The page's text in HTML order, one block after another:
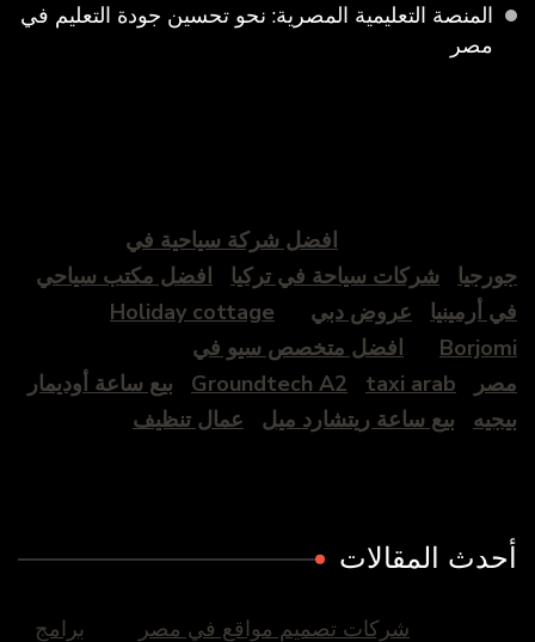
المنصة التعليمية المصرية: نحو تحسين جودة التعليم في
مصر
افضل شركة سياحية في
جورجيا
شركات سياحة في تركيا
افضل مكتب سياحي
في أرمينيا
عروض دبي
Holiday cottage
Borjomi
افضل متخصص سيو في
مصر
Groundtech A2 taxi arab
بيع ساعة أوديمار
بيجيه
بيع ساعة ريتشارد ميل عمال تنظيف
أحدث المقالات
شركات تصميم مواقع في مصر برامج